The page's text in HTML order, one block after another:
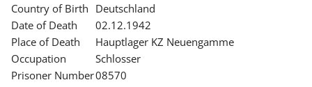
FORSCHUNG
SERVICE
Leichte Sprache Back
Country of Birth Deutschland
Date of Death
02.12.1942
Place of Death
Hauptlager KZ Neuengamme
Occupation
Schlosser
Prisoner Number08570